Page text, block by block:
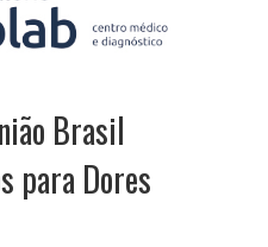
Brasil
para Dores